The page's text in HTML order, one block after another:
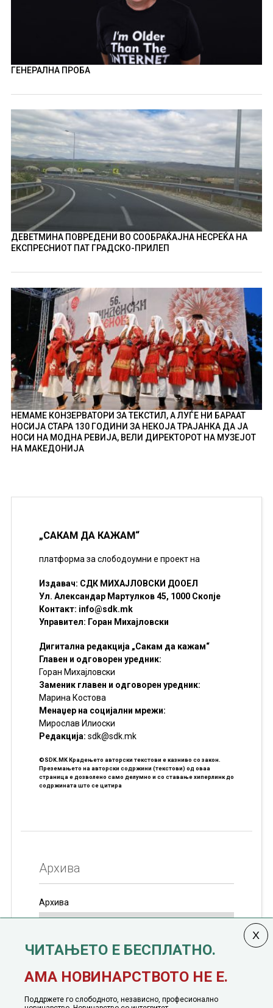
ГЕНЕРАЛНА ПРОБА
ДЕВЕТМИНА ПОВРЕДЕНИ ВО СООБРАЌАЈНА НЕСРЕЌА НА
ЕКСПРЕСНИОТ ПАТ ГРАДСКО-ПРИЛЕП
НЕМАМЕ КОНЗЕРВАТОРИ ЗА ТЕКСТИЛ, А ЛУЃЕ НИ БАРААТ
НОСИЈА СТАРА 130 ГОДИНИ ЗА НЕКОЈА ТРАЈАНКА ДА ЈА
НОСИ НА МОДНА РЕВИЈА, ВЕЛИ ДИРЕКТОРОТ НА МУЗЕЈОТ
НА МАКЕДОНИЈА
„САКАМ ДА КАЖАМ“
платформа за слободоумни е проект на
Издавач: СДК МИХАЈЛОВСКИ ДООЕЛ
Ул. Александар Мартулков 45, 1000 Скопје
Контакт: info@sdk.mk
Управител: Горан Михајловски
Дигитална редакција „Сакам да кажам“
Главен и одговорен уредник:
Горан Михајловски
Заменик главен и одговорен уредник:
Марина Костова
Менаџер на социјални мрежи:
Мирослав Илиоски
Редакцијa: sdk@sdk.mk
©SDK.MK Крадењето авторски текстови е казниво со закон.
Преземањето на авторски содржини (текстови) од оваа
страница е дозволено само делумно и со ставање хиперлинк до
содржината што се цитира
Архива
Архива
јануари, 1991 година
ЧИТАЊЕТО Е БЕСПЛАТНО.
АМА НОВИНАРСТВОТО НЕ Е.
Поддржете го слободното, независно, професионално